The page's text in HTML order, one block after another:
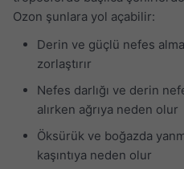
Ozon şunlara yol açabilir:
Derin ve güçlü nefes
zorlaştırır
Nefes darlığı ve derin
alırken ağrıya neden olur
Öksürük ve boğazda
kaşıntıya neden olur